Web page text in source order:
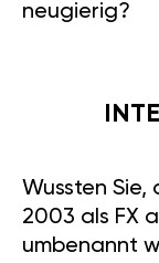
neugierig?
Wussten Sie,
2003 als FX
umbenannt